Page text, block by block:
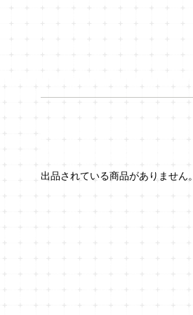
出品されている商品がありません。